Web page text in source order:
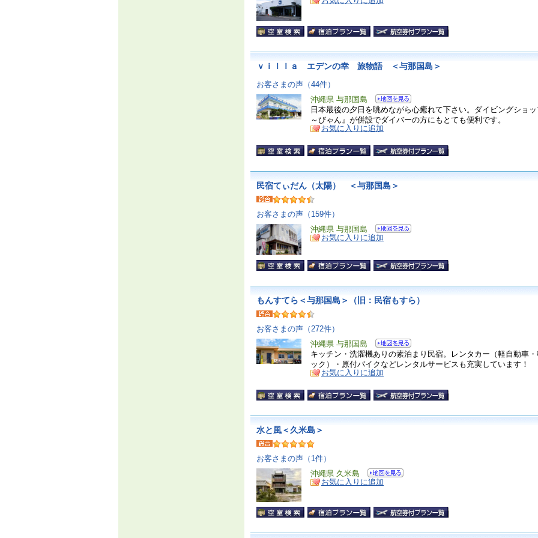
ｖｉｌｌａ エデンの幸 旅物語 ＜与那国島＞
お客さまの声（44件）
沖縄県 与那国島
日本最後の夕日を眺めながら心癒れて下さい。ダイビングショ
～びゃん』が併設でダイバーの方にもとても便利です。
お気に入りに追加
民宿てぃだん（太陽） ＜与那国島＞
お客さまの声（159件）
沖縄県 与那国島
お気に入りに追加
もんすてら＜与那国島＞（旧：民宿もすら）
お客さまの声（272件）
沖縄県 与那国島
キッチン・洗濯機ありの素泊まり民宿。レンタカー（軽自動車
ック）・原付バイクなどレンタルサービスも充実しています！
お気に入りに追加
水と風＜久米島＞
お客さまの声（1件）
沖縄県 久米島
お気に入りに追加